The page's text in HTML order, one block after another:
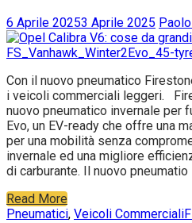
6 Aprile 20253 Aprile 2025
Con il nuovo pneumatico
i veicoli commerciali leggeri.
nuovo pneumatico invernale per
Evo, un EV-ready che offre una
per una mobilità senza
invernale ed una migliore
di carburante. Il nuovo
Read More
Pneumatici, Veicoli Commerciali